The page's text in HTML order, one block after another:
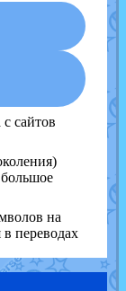
сайтов
на
переводах